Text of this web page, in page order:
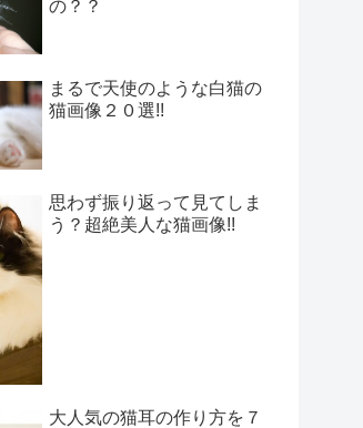
の？？
まるで天使のような白猫の
猫画像２０選!!
思わず振り返って見てしま
う？超絶美人な猫画像!!
大人気の猫耳の作り方を７